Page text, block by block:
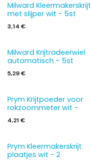
Milward Kleermakerskrijt
met slijper wit - 5st
3,14 €
Milward Krijtradeerwiel
automatisch - 5st
5,29€
Prym Krijtpoeder voor
rokzoommeter wit -
4,21 €
Prym Kleermakerskrijt
plaatjes wit - 2